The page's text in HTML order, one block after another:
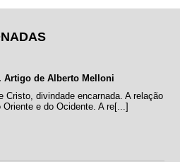
Artigo de Alberto Melloni
Cristo, divindade encarnada. A relação
e do Ocidente. A re[...]